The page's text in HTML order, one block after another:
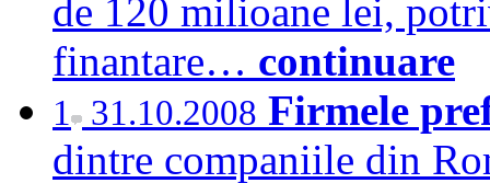
de 120 milioane lei,
finantare… continuare
1 31.10.2008 Firmele
dintre companiile din